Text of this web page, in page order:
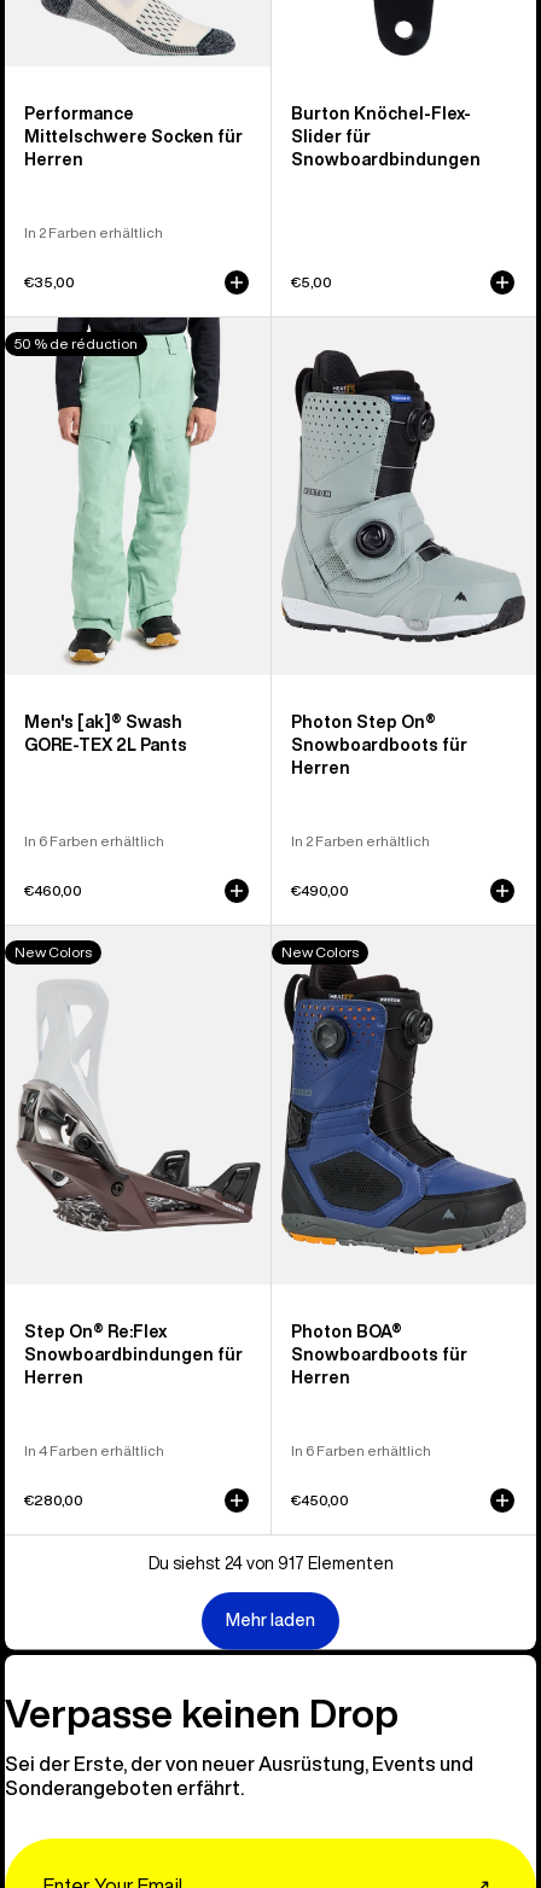
Performance
Mittelschwere Socken für
Herren
In 2 Farben erhältlich
€35,00
Burton Knöchel-Flex-
Slider für
Snowboardbindungen
€5,00
Burton
[ak]®
Swash
GORE‑TEX
50 % de réduction
Men's [ak]® Swash
GORE‑TEX 2L Pants
In 6 Farben erhältlich
€460,00
Photon
Step
On®
Snowboardboots
Herren
Photon Step On®
Snowboardboots für
Herren
In 2 Farben erhältlich
€490,00
Burton
Step
Re:Flex
Snowboardbindung
für
Herren
New Colors
Step On® Re:Flex
Snowboardbindungen für
Herren
In 4 Farben erhältlich
€280,00
Burton
Photon
BOA®
Snowboardboots
für
Herren
New Colors
Photon BOA®
Snowboardboots für
Herren
In 6 Farben erhältlich
€450,00
Du siehst 24 von 917 Elementen
Mehr laden
Verpasse keinen Drop
Sei der Erste, der von neuer Ausrüstung, Events und
Sonderangeboten erfährt.